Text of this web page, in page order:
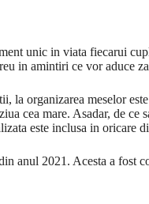
unic in viata fiecarui
in amintiri ce vor aduce
organizarea meselor
cea mare. Asadar, de
este inclusa in oricare
anul 2021. Acesta a fost